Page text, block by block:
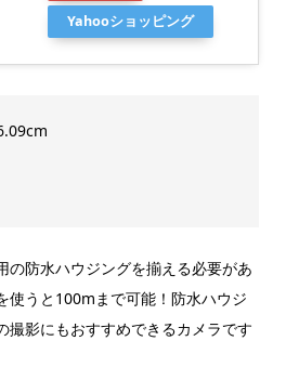
Yahooショッピング
の防水ハウジングを揃える必要があ
使うと100mまで可能！防水ハウジ
撮影にもおすすめできるカメラです